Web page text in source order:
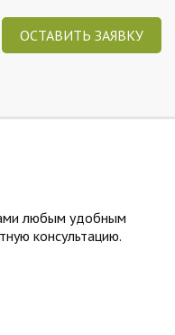
ОСТАВИТЬ ЗАЯВКУ
любым удобным
консультацию.